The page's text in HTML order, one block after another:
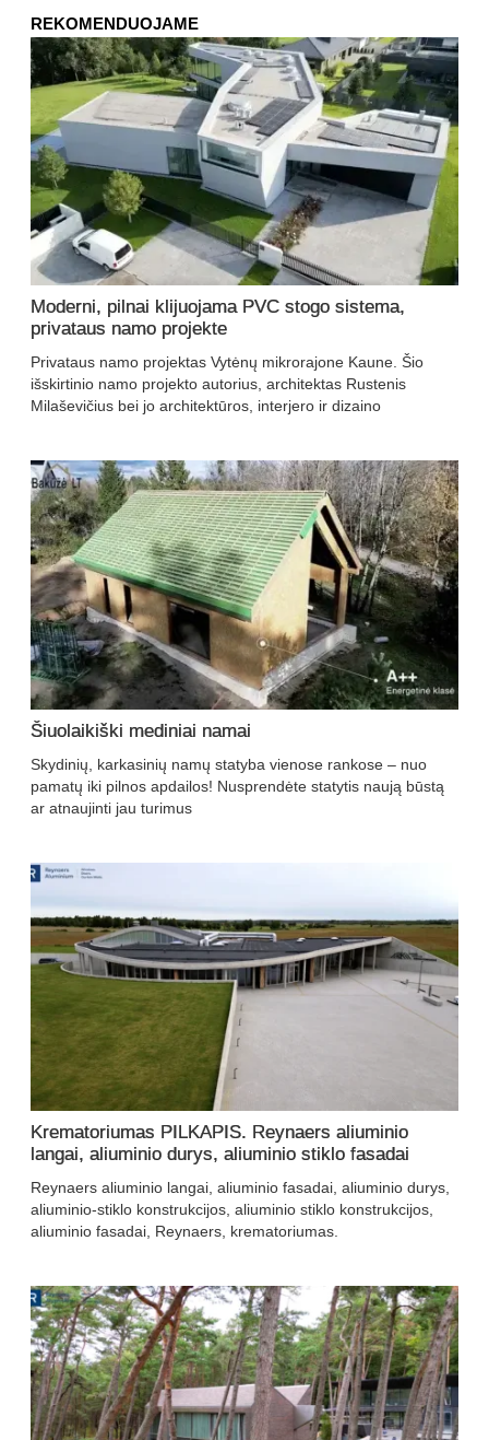
REKOMENDUOJAME
Moderni, pilnai klijuojama PVC stogo sistema,
privataus namo projekte
Privataus namo projektas Vytėnų mikrorajone Kaune. Šio
išskirtinio namo projekto autorius, architektas Rustenis
Milaševičius bei jo architektūros, interjero ir dizaino
Šiuolaikiški mediniai namai
Skydinių, karkasinių namų statyba vienose rankose – nuo
pamatų iki pilnos apdailos! Nusprendėte statytis naują būstą
ar atnaujinti jau turimus
Krematoriumas PILKAPIS. Reynaers aliuminio
langai, aliuminio durys, aliuminio stiklo fasadai
Reynaers aliuminio langai, aliuminio fasadai, aliuminio durys,
aliuminio-stiklo konstrukcijos, aliuminio stiklo konstrukcijos,
aliuminio fasadai, Reynaers, krematoriumas.